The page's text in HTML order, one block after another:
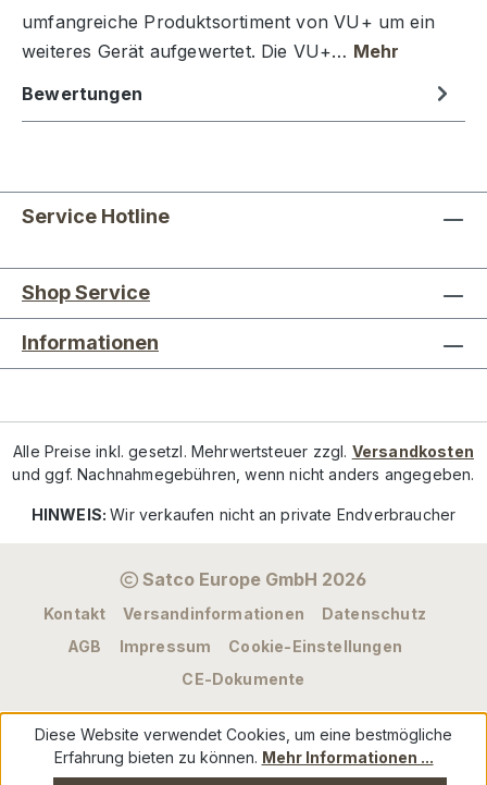
umfangreiche Produktsortiment von VU+ um ein
weiteres Gerät aufgewertet. Die VU+… Mehr
Bewertungen
Service Hotline
Shop Service
Informationen
Alle Preise inkl. gesetzl. Mehrwertsteuer zzgl. Versandkosten
und ggf. Nachnahmegebühren, wenn nicht anders angegeben.
HINWEIS:Wir verkaufen nicht an private Endverbraucher
Satco Europe GmbH 2026
Kontakt Versandinformationen
Datenschutz
AGB
Impressum
Cookie-Einstellungen
CE-Dokumente
Diese Website verwendet Cookies, um eine bestmögliche
Erfahrung bieten zu können. Mehr Informationen ...